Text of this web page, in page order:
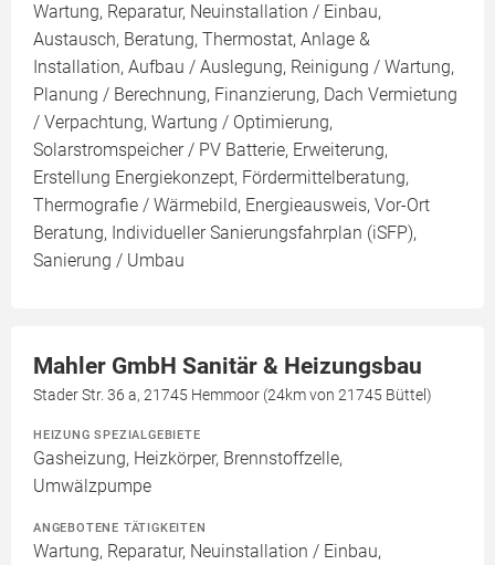
Wartung, Reparatur, Neuinstallation / Einbau,
Austausch, Beratung, Thermostat, Anlage &
Installation, Aufbau / Auslegung, Reinigung / Wartung,
Planung / Berechnung, Finanzierung, Dach Vermietung
/ Verpachtung, Wartung / Optimierung,
Solarstromspeicher / PV Batterie, Erweiterung,
Erstellung Energiekonzept, Fördermittelberatung,
Thermografie / Wärmebild, Energieausweis, Vor-Ort
Beratung, Individueller Sanierungsfahrplan (iSFP),
Sanierung / Umbau
Mahler GmbH Sanitär & Heizungsbau
Stader Str. 36 a, 21745 Hemmoor (24km von 21745 Büttel)
HEIZUNG SPEZIALGEBIETE
Gasheizung, Heizkörper, Brennstoffzelle,
Umwälzpumpe
ANGEBOTENE TÄTIGKEITEN
Wartung, Reparatur, Neuinstallation / Einbau,